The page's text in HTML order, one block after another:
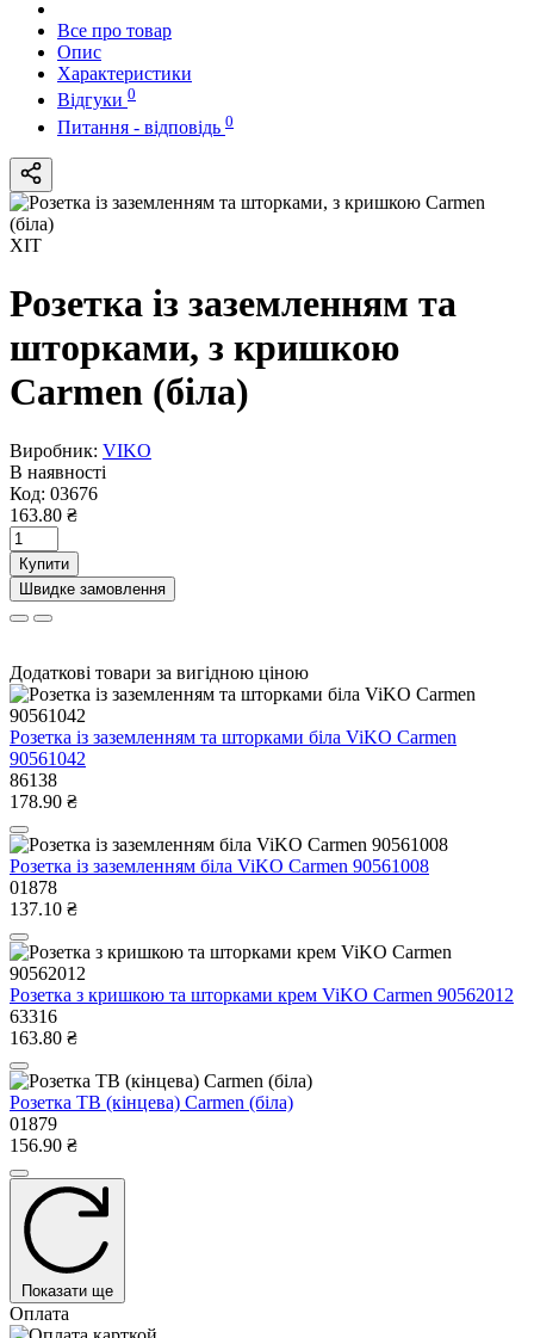
Все про товар
Опис
Характеристики
Відгуки 0
Питання - відповідь 0
ХІТ
Розетка із заземленням та
шторками, з кришкою
Carmen (біла)
Виробник: VIKO
В наявності
Код: 03676
163.80 ₴
Купити
Швидке замовлення
Додаткові товари за вигідною ціною
Розетка із заземленням та шторками біла ViKO Carmen
90561042
86138
178.90 ₴
Розетка із заземленням біла ViKO Carmen 90561008
01878
137.10 ₴
Розетка з кришкою та шторками крем ViKO Carmen 90562012
63316
163.80 ₴
Розетка ТВ (кінцева) Carmen (біла)
01879
156.90 ₴
Показати ще
Оплата